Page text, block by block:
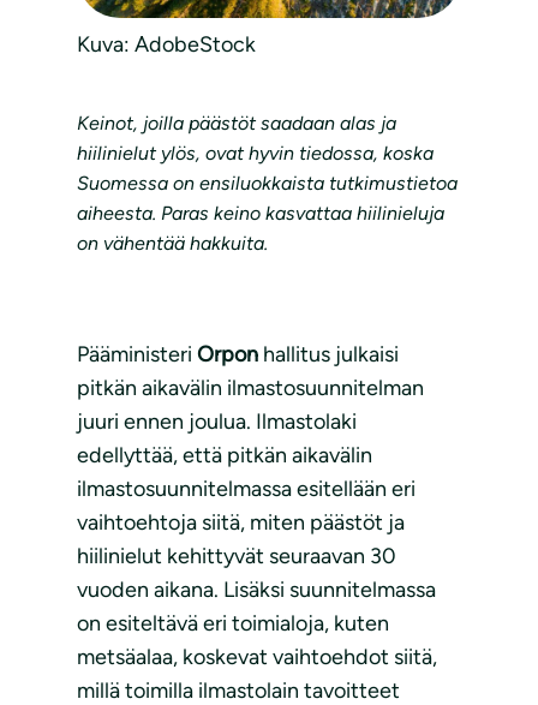
Kuva: AdobeStock
Keinot, joilla päästöt saadaan alas ja
hiilinielut ylös, ovat hyvin tiedossa, koska
Suomessa on ensiluokkaista tutkimustietoa
aiheesta. Paras keino kasvattaa hiilinieluja
on vähentää hakkuita.
Pääministeri Orpon hallitus julkaisi
pitkän aikavälin ilmastosuunnitelman
juuri ennen joulua. Ilmastolaki
edellyttää, että pitkän aikavälin
ilmastosuunnitelmassa esitellään eri
vaihtoehtoja siitä, miten päästöt ja
hiilinielut kehittyvät seuraavan 30
vuoden aikana. Lisäksi suunnitelmassa
on esiteltävä eri toimialoja, kuten
metsäalaa, koskevat vaihtoehdot siitä,
millä toimilla ilmastolain tavoitteet